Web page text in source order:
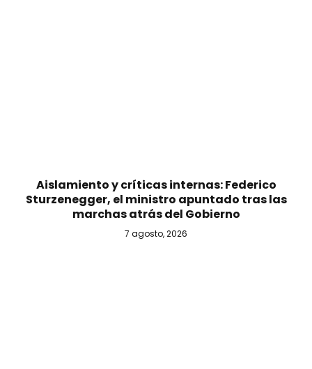
Aislamiento y críticas internas: Federico
Sturzenegger, el ministro apuntado tras las
marchas atrás del Gobierno
7 agosto, 2026